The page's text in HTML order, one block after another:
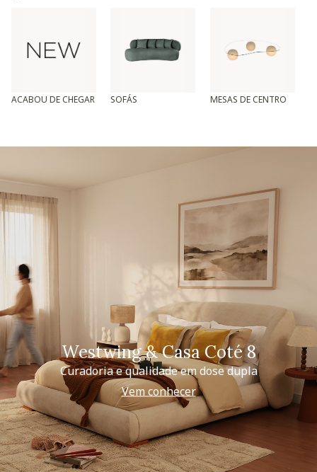
ACABOU DE CHEGAR SOFÁS MESAS DE CENTRO
Westwing & Casa Coté 8
Curadoria e qualidade em dose dupla
Vem conhecer